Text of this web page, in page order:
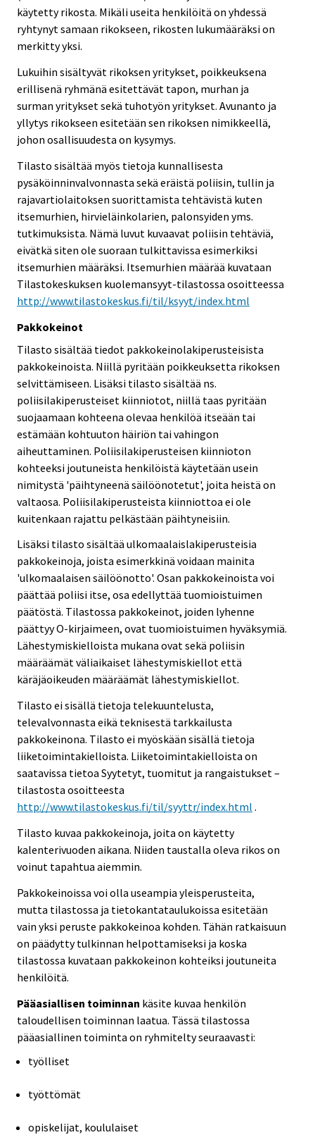
käytetty rikosta. Mikäli useita henkilöitä on yhdessä
ryhtynyt samaan rikokseen, rikosten lukumääräksi on
merkitty yksi.
Lukuihin sisältyvät rikoksen yritykset, poikkeuksena
erillisenä ryhmänä esitettävät tapon, murhan ja
surman yritykset sekä tuhotyön yritykset. Avunanto ja
yllytys rikokseen esitetään sen rikoksen nimikkeellä,
johon osallisuudesta on kysymys.
Tilasto sisältää myös tietoja kunnallisesta
pysäköinninvalvonnasta sekä eräistä poliisin, tullin ja
rajavartiolaitoksen suorittamista tehtävistä kuten
itsemurhien, hirvieläinkolarien, palonsyiden yms.
tutkimuksista. Nämä luvut kuvaavat poliisin tehtäviä,
eivätkä siten ole suoraan tulkittavissa esimerkiksi
itsemurhien määräksi. Itsemurhien määrää kuvataan
Tilastokeskuksen kuolemansyyt-tilastossa osoitteessa
http://www.tilastokeskus.fi/til/ksyyt/index.html
Pakkokeinot
Tilasto sisältää tiedot pakkokeinolakiperusteisista
pakkokeinoista. Niillä pyritään poikkeuksetta rikoksen
selvittämiseen. Lisäksi tilasto sisältää ns.
poliisilakiperusteiset kiinniotot, niillä taas pyritään
suojaamaan kohteena olevaa henkilöä itseään tai
estämään kohtuuton häiriön tai vahingon
aiheuttaminen. Poliisilakiperusteisen kiinnioton
kohteeksi joutuneista henkilöistä käytetään usein
nimitystä 'päihtyneenä säilöönotetut', joita heistä on
valtaosa. Poliisilakiperusteista kiinniottoa ei ole
kuitenkaan rajattu pelkästään päihtyneisiin.
Lisäksi tilasto sisältää ulkomaalaislakiperusteisia
pakkokeinoja, joista esimerkkinä voidaan mainita
'ulkomaalaisen säilöönotto'. Osan pakkokeinoista voi
päättää poliisi itse, osa edellyttää tuomioistuimen
päätöstä. Tilastossa pakkokeinot, joiden lyhenne
päättyy O-kirjaimeen, ovat tuomioistuimen hyväksymiä.
Lähestymiskielloista mukana ovat sekä poliisin
määräämät väliaikaiset lähestymiskiellot että
käräjäoikeuden määräämät lähestymiskiellot.
Tilasto ei sisällä tietoja telekuuntelusta,
televalvonnasta eikä teknisestä tarkkailusta
pakkokeinona. Tilasto ei myöskään sisällä tietoja
liiketoimintakielloista. Liiketoimintakielloista on
saatavissa tietoa Syytetyt, tuomitut ja rangaistukset –
tilastosta osoitteesta
http://www.tilastokeskus.fi/til/syyttr/index.html .
Tilasto kuvaa pakkokeinoja, joita on käytetty
kalenterivuoden aikana. Niiden taustalla oleva rikos on
voinut tapahtua aiemmin.
Pakkokeinoissa voi olla useampia yleisperusteita,
mutta tilastossa ja tietokantataulukoissa esitetään
vain yksi peruste pakkokeinoa kohden. Tähän ratkaisuun
on päädytty tulkinnan helpottamiseksi ja koska
tilastossa kuvataan pakkokeinon kohteiksi joutuneita
henkilöitä.
Pääasiallisen toiminnan käsite kuvaa henkilön
taloudellisen toiminnan laatua. Tässä tilastossa
pääasiallinen toiminta on ryhmitelty seuraavasti:
työlliset
työttömät
opiskelijat, koululaiset